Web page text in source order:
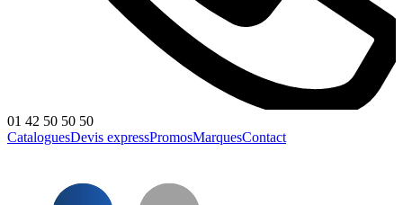
01 42 50 50 50
CataloguesDevis expressPromosMarquesContact